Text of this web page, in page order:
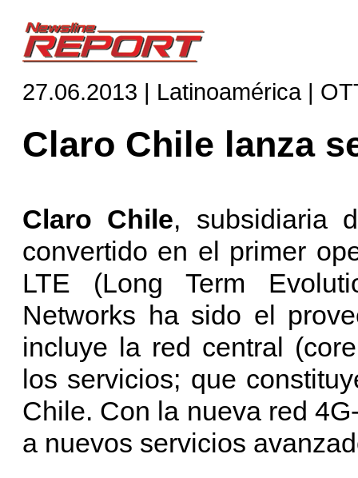
27.06.2013 | Latinoamérica |
Claro Chile lanza
Claro Chile, subsidiaria
convertido en el primer
LTE (Long Term
Networks ha sido el
incluye la red central
los servicios; que
Chile. Con la nueva red
a nuevos servicios